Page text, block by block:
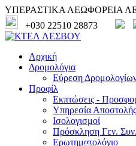
ΥΠΕΡΑΣΤΙΚΑ ΛΕΩΦΟΡΕΙΑ
+030 22510 28873
Αρχική
Δρομολόγια
Εύρεση
Προφίλ
Εκπτώσεις -
Υπηρεσία
Ισολογισμοί
Πρόσκληση Γεν. Συν.
Ερωτηματολόγιο